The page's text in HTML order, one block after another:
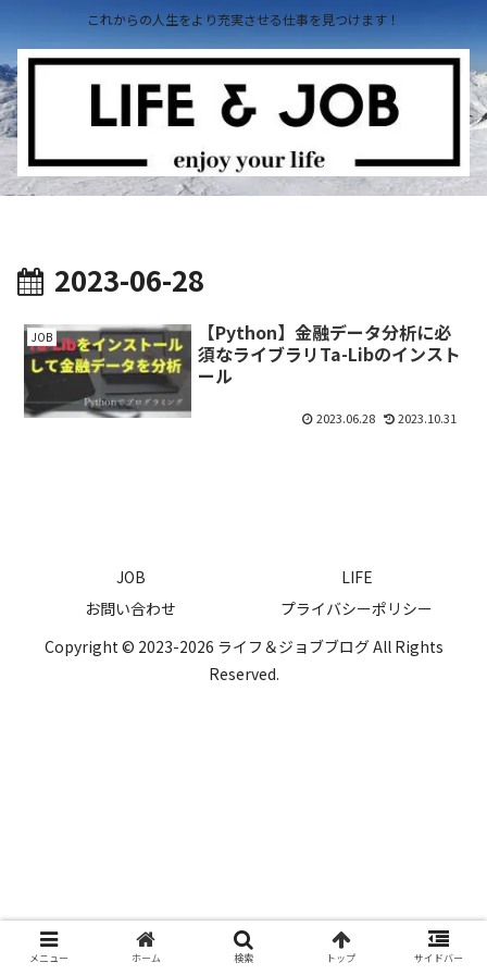
これからの人生をより充実させる仕事を見つけます！
2023-06-28
JOB
【Python】金融データ分析に必
須なライブラリTa-Libのインスト
ール
2023.06.28 2023.10.31
JOB
LIFE
お問い合わせ
プライバシーポリシー
Copyright © 2023-2026 ライフ＆ジョブブログ All Rights
Reserved.
メニュー ホーム 検索 トップ サイドバー